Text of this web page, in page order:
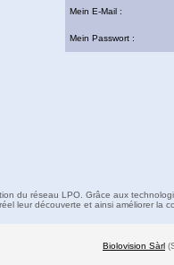
Mein E-Mail :
Mein Passwort :
du réseau LPO. Grâce aux
leur découverte et ainsi améliorer la
Biolovision Sàrl